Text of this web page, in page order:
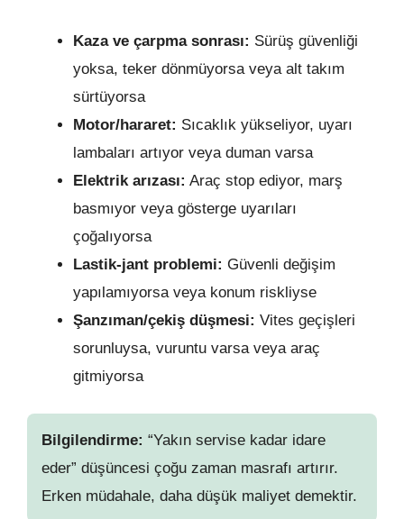
Kaza ve çarpma sonrası: Sürüş güvenliği
yoksa, teker dönmüyorsa veya alt takım
sürtüyorsa
Motor/hararet: Sıcaklık yükseliyor, uyarı
lambaları artıyor veya duman varsa
Elektrik arızası: Araç stop ediyor, marş
basmıyor veya gösterge uyarıları
çoğalıyorsa
Lastik-jant problemi: Güvenli değişim
yapılamıyorsa veya konum riskliyse
Şanzıman/çekiş düşmesi: Vites geçişleri
sorunluysa, vuruntu varsa veya araç
gitmiyorsa
Bilgilendirme: “Yakın servise kadar idare
eder” düşüncesi çoğu zaman masrafı artırır.
Erken müdahale, daha düşük maliyet demektir.